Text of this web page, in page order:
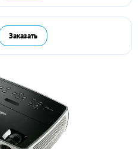
Заказать